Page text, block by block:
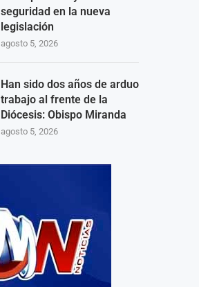
seguridad en la nueva
legislación
agosto 5, 2026
Han sido dos años de arduo
trabajo al frente de la
Diócesis: Obispo Miranda
agosto 5, 2026